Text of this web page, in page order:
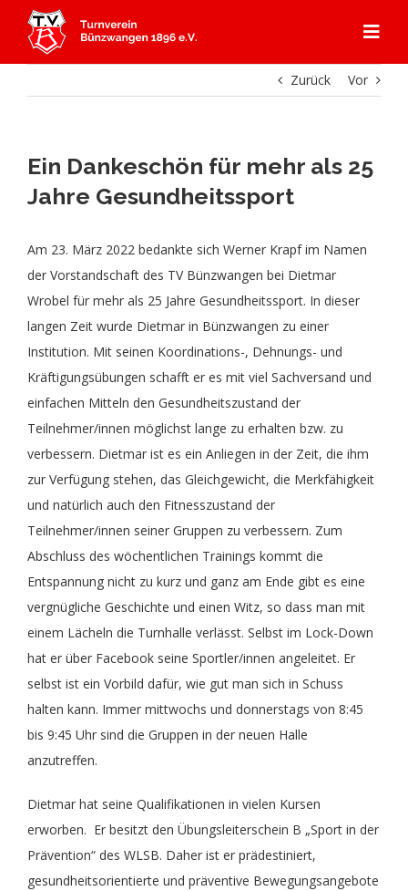
Inhalt
springen
Abteilungen
Aerobic
Badminton
Dance
FitMix-Frauen
Handball Senioren – Volleyball Mixed
Handball
JederMänner
Kinderturnen
Montagstreff – Frauenturnen
Theater
Gerätturnen
Aktuelles
Turnteam Staufen
STB-LIGA
Saisonheft
Mitgliedschaft
Liga Rückblick
Geschichte vom TVB Gerätturnen
Freizeit
Kooperation Ebersbacher Sportvereine
Chronik
Mitgliedschaft
Über Uns
Geschichte TVB
Geschäftsstelle
Medien
Kontakt & Anfahrt
Zurück Vor
Ein Dankeschön für mehr als 25
Jahre Gesundheitssport
Am 23. März 2022 bedankte sich Werner Krapf im Namen
der Vorstandschaft des TV Bünzwangen bei Dietmar
Wrobel für mehr als 25 Jahre Gesundheitssport. In dieser
langen Zeit wurde Dietmar in Bünzwangen zu einer
Institution. Mit seinen Koordinations-, Dehnungs- und
Kräftigungsübungen schafft er es mit viel Sachversand und
einfachen Mitteln den Gesundheitszustand der
Teilnehmer/innen möglichst lange zu erhalten bzw. zu
verbessern. Dietmar ist es ein Anliegen in der Zeit, die ihm
zur Verfügung stehen, das Gleichgewicht, die Merkfähigkeit
und natürlich auch den Fitnesszustand der
Teilnehmer/innen seiner Gruppen zu verbessern. Zum
Abschluss des wöchentlichen Trainings kommt die
Entspannung nicht zu kurz und ganz am Ende gibt es eine
vergnügliche Geschichte und einen Witz, so dass man mit
einem Lächeln die Turnhalle verlässt. Selbst im Lock-Down
hat er über Facebook seine Sportler/innen angeleitet. Er
selbst ist ein Vorbild dafür, wie gut man sich in Schuss
halten kann. Immer mittwochs und donnerstags von 8:45
bis 9:45 Uhr sind die Gruppen in der neuen Halle
anzutreffen.
Dietmar hat seine Qualifikationen in vielen Kursen
erworben. Er besitzt den Übungsleiterschein B „Sport in der
Prävention“ des WLSB. Daher ist er prädestiniert,
gesundheitsorientierte und präventive Bewegungsangebote